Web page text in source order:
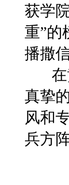
获学
重”的
播撒
在
真挚
风和
兵方